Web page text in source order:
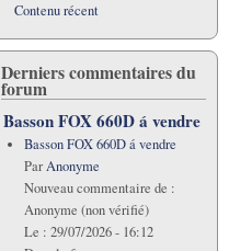
Contenu récent
Derniers commentaires du
forum
Basson FOX 660D á vendre
Basson FOX 660D á vendre
ParAnonyme
Nouveau commentaire de :
Anonyme (non vérifié)
Le : 29/07/2026 - 16:12